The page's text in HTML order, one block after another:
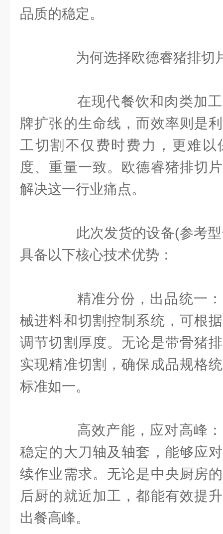
品质的稳定。
为何选择欧德睿猪排切
在现代餐饮和肉类加工
牌扩张的生命线，而效率则是
工切割不仅费时费力，更难以
度、重量一致。欧德睿猪排切
解决这一行业痛点。
此次发货的设备(参考型
具备以下核心技术优势：
精准分份，出品统一：
械进料和切割控制系统，可根
调节切割厚度。无论是带骨猪
实现精准切割，确保成品规格
标准如一。
高效产能，应对高峰：
稳定的大刀轴及轴套，能够应
续作业需求。无论是中央厨房
后厨的就近加工，都能有效提
出餐高峰。